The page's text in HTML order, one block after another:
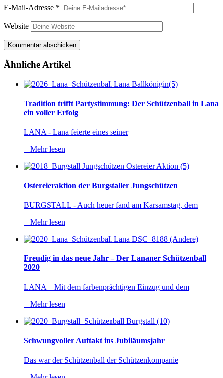
E-Mail-Adresse *
Website
Ähnliche Artikel
Tradition trifft Partystimmung: Der Schützenball in Lana
ein voller Erfolg
LANA - Lana feierte eines seiner
+ Mehr lesen
Ostereieraktion der Burgstaller Jungschützen
BURGSTALL - Auch heuer fand am Karsamstag, dem
+ Mehr lesen
Freudig in das neue Jahr – Der Lananer Schützenball
2020
LANA – Mit dem farbenprächtigen Einzug und dem
+ Mehr lesen
Schwungvoller Auftakt ins Jubiläumsjahr
Das war der Schützenball der Schützenkompanie